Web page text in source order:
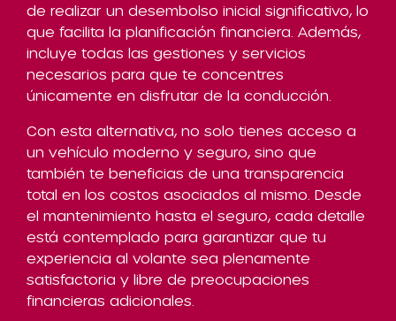
de realizar un desembolso inicial significativo, lo
que facilita la planificación financiera. Además,
incluye todas las gestiones y servicios
necesarios para que te concentres
únicamente en disfrutar de la conducción.
Con esta alternativa, no solo tienes acceso a
un vehículo moderno y seguro, sino que
también te beneficias de una transparencia
total en los costos asociados al mismo. Desde
el mantenimiento hasta el seguro, cada detalle
está contemplado para garantizar que tu
experiencia al volante sea plenamente
satisfactoria y libre de preocupaciones
financieras adicionales.